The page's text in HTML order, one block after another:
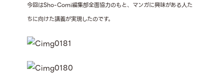
今回はSho-Comi編集部全面協力のもと、マンガに興味がある人た
ちに向けた講義が実現したのです。